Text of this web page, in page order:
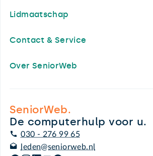
Lidmaatschap
Contact & Service
Over SeniorWeb
SeniorWeb.
De computerhulp voor u.
030 - 276 99 65
leden@seniorweb.nl